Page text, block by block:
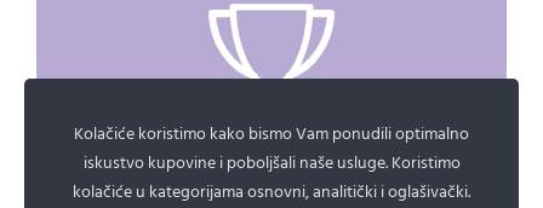
NAGRADE
Kolačiće koristimo kako bismo Vam ponudili optimalno
iskustvo kupovine i poboljšali naše usluge. Koristimo
kolačiće u kategorijama osnovni, analitički i oglašivački.